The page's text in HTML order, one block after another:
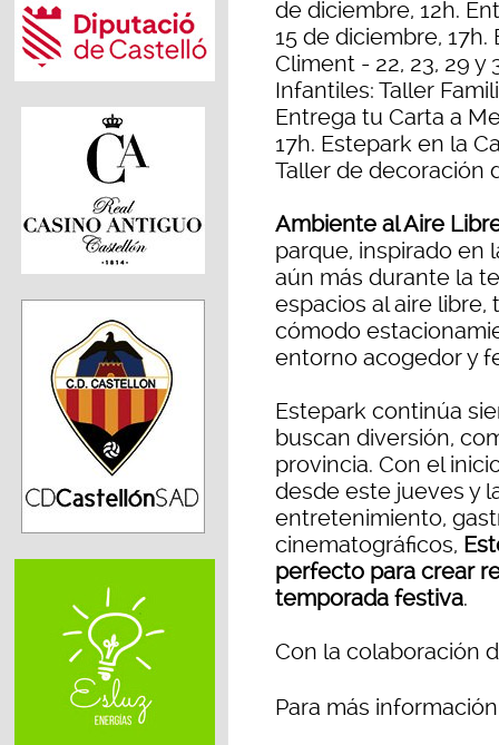
de diciembre, 12h.
15 de diciembre,
Climent - 22, 23, 29 y
Infantiles: Taller
Entrega tu Carta a
17h. Estepark en la
Taller de decoración
Ambiente al Aire
parque, inspirado en
aún más durante la
espacios al aire
cómodo
entorno acogedor y
Estepark continúa
buscan diversión,
provincia. Con el
desde este jueves y
entretenimiento,
cinematográficos,
perfecto para crear
temporada festiva.
Con la colaboración
Para más